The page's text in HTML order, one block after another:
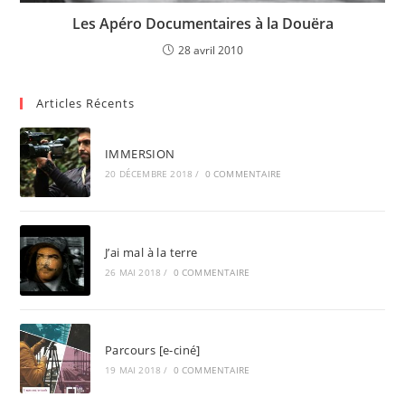
Les Apéro Documentaires à la Douëra
28 avril 2010
Articles Récents
IMMERSION
20 DÉCEMBRE 2018 / 0 COMMENTAIRE
J’ai mal à la terre
26 MAI 2018 / 0 COMMENTAIRE
Parcours [e-ciné]
19 MAI 2018 / 0 COMMENTAIRE